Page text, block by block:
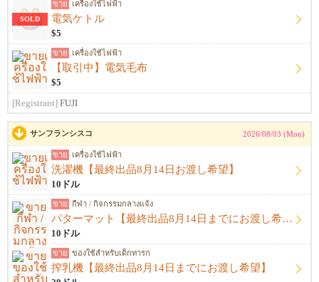
SOLD
ขาย เครื่องใช้ไฟฟ้า
電気ケトル
$5
ขาย เครื่องใช้ไฟฟ้า
【取引中】電気毛布
$5
[Registrant] FUJI
サンフランシスコ 2026/08/03 (Mon)
ขาย เครื่องใช้ไฟฟ้า
洗濯機【最終出品8月14日お渡し希望】
10ドル
ขาย กีฬา / กิจกรรมกลางแจ้ง
パターマット【最終出品8月14日までにお渡し希望】
10ドル
ขาย ของใช้สำหรับเด็กทารก
搾乳機【最終出品8月14日までにお渡し希望】